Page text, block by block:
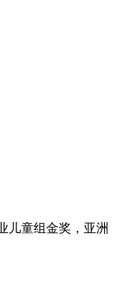
儿童组金奖，亚洲